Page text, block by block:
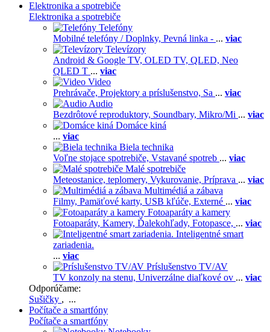
Elektronika a spotrebiče
Elektronika a spotrebiče
Telefóny
Mobilné telefóny / Doplnky, Pevná linka - ... viac
Televízory
Android & Google TV, OLED TV, QLED, Neo
QLED T ... viac
Video
Prehrávače, Projektory a príslušenstvo, Sa ... viac
Audio
Bezdrôtové reproduktory, Soundbary, Mikro/Mi ... viac
Domáce kiná
... viac
Biela technika
Voľne stojace spotrebiče, Vstavané spotreb ... viac
Malé spotrebiče
Meteostanice, teplomery, Vykurovanie, Príprava ... viac
Multimédiá a zábava
Filmy, Pamäťové karty, USB kľúče, Externé ... viac
Fotoaparáty a kamery
Fotoaparáty, Kamery, Ďalekohľady, Fotopasce, ... viac
Inteligentné smart
zariadenia.
... viac
Príslušenstvo TV/AV
TV konzoly na stenu, Univerzálne diaľkové ov ... viac
Odporúčame:
Sušičky , ...
Počítače a smartfóny
Počítače a smartfóny